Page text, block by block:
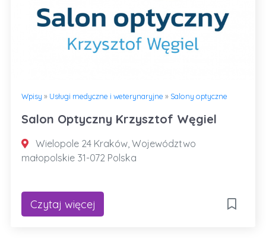
Wpisy » Usługi medyczne i weterynaryjne » Salony optyczne
Salon Optyczny Krzysztof Węgiel
Wielopole 24 Kraków, Województwo
małopolskie 31-072 Polska
Czytaj więcej